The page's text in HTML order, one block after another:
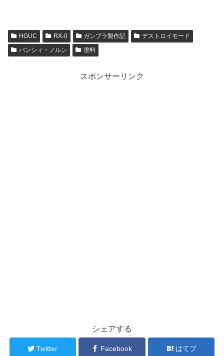
HGUC RX-0 ガンプラ製作記
デストロイモード
バンシィ・ノルン
塗料
スポンサーリンク
シェアする
Twitter Facebook はてブ